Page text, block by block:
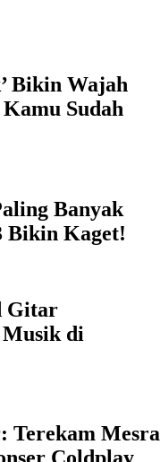
Bikin Wajah
Sudah
Banyak
Bikin Kaget!
Gitar
di
Terekam Mesra